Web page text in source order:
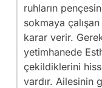
ruhların
sokmaya
karar verir.
yetimhanede
çekildiklerini
vardır. Ailesinin